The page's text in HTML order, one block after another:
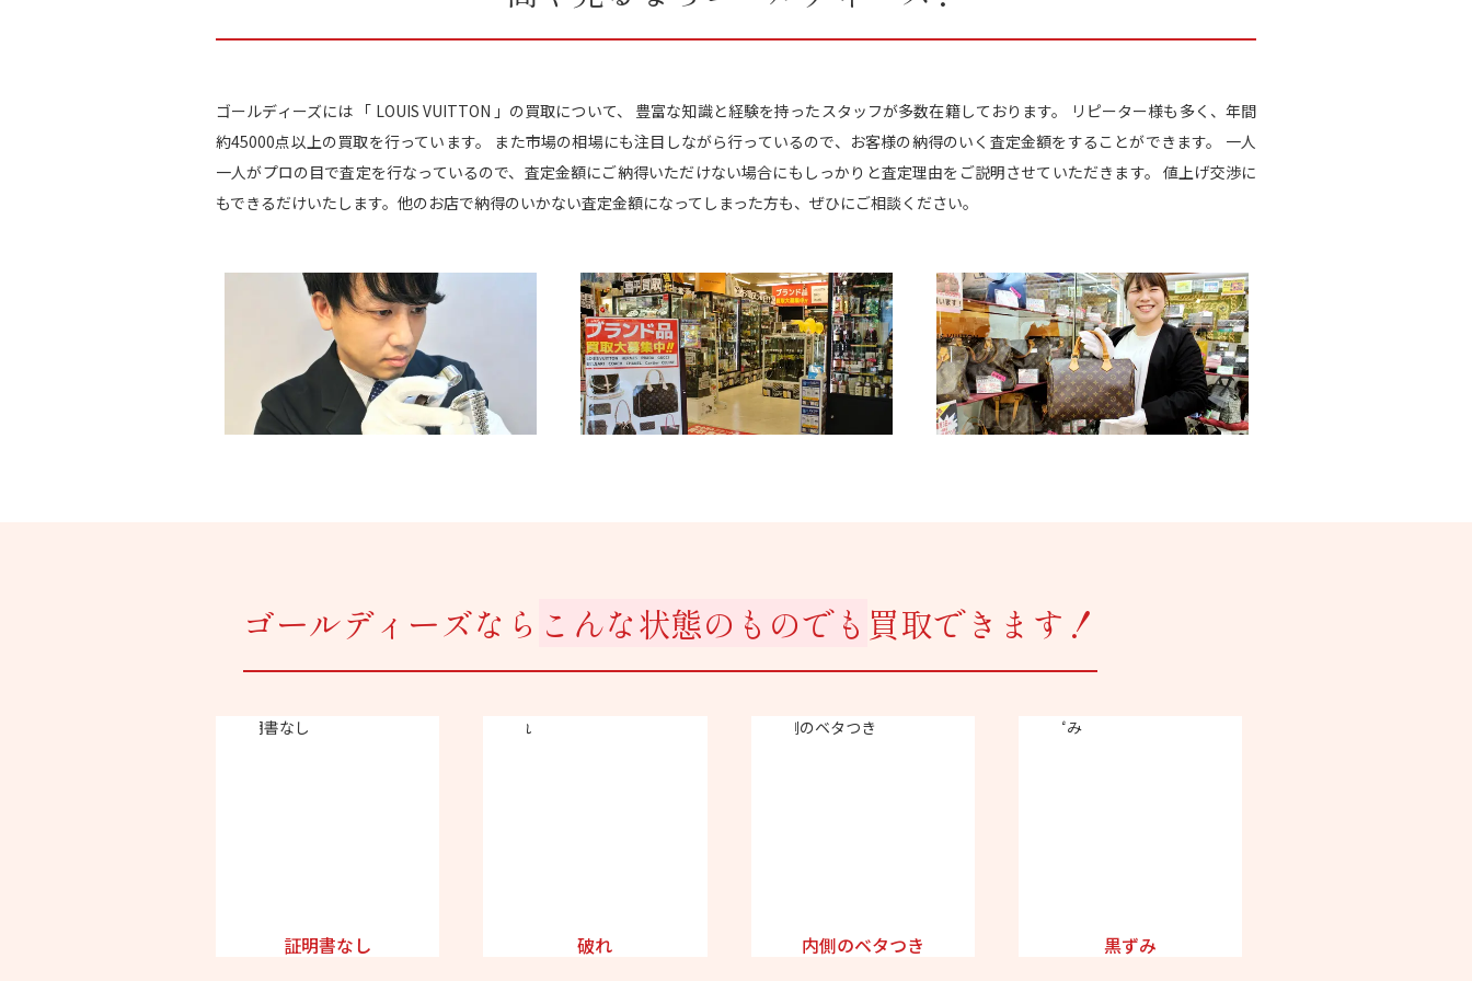
ゴールディーズには 「 LOUIS VUITTON 」の買取について、 豊富な知識と経験を持ったスタッフが多数在籍しております。 リピーター様も多く、年間
約45000点以上の買取を行っています。 また市場の相場にも注目しながら行っているので、お客様の納得のいく査定金額をすることができます。 一人
一人がプロの目で査定を行なっているので、査定金額にご納得いただけない場合にもしっかりと査定理由をご説明させていただきます。 値上げ交渉に
もできるだけいたします。他のお店で納得のいかない査定金額になってしまった方も、ぜひにご相談ください。
ゴールディーズなら こんな状態のものでも 買取できます！
証明書なし 破れ 内側のベタつき 黒ずみ